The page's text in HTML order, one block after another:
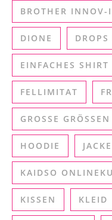
BROTHER
DIONE DROPS
EINFACHES SHIRT
FELLIMITAT
GROSSE GRÖSSEN
HOODIE JACKE
KAIDSO
KISSEN KLEID